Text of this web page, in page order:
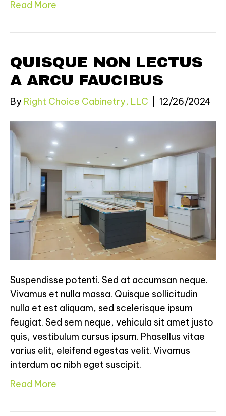
Read More
QUISQUE NON LECTUS
A ARCU FAUCIBUS
By Right Choice Cabinetry, LLC 12/26/2024
Suspendisse potenti. Sed at accumsan neque.
Vivamus et nulla massa. Quisque sollicitudin
nulla et est aliquam, sed scelerisque ipsum
feugiat. Sed sem neque, vehicula sit amet justo
quis, vestibulum cursus ipsum. Phasellus vitae
varius elit, eleifend egestas velit. Vivamus
interdum ac nibh eget suscipit.
Read More